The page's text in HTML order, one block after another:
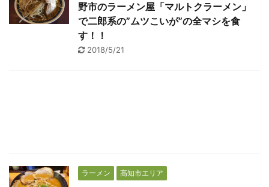
野市のラーメン屋「マルトクラーメン」
で二郎系の”ムツこいが”の全マシを食
す！！
2018/5/21
ラーメン 高知市エリア